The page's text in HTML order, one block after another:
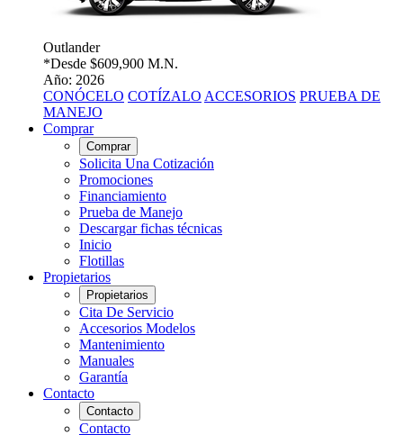
Outlander
*Desde $609,900 M.N.
Año: 2026
CONÓCELO COTÍZALO ACCESORIOS PRUEBA DE
MANEJO
Comprar
Comprar
Solicita Una Cotización
Promociones
Financiamiento
Prueba de Manejo
Descargar fichas técnicas
Inicio
Flotillas
Propietarios
Propietarios
Cita De Servicio
Accesorios Modelos
Mantenimiento
Manuales
Garantía
Contacto
Contacto
Contacto